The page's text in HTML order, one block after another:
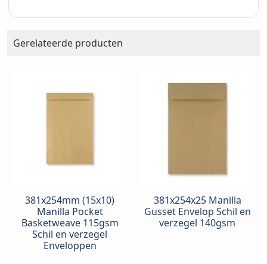
Gerelateerde producten
381x254mm (15x10)
Manilla Pocket
Basketweave 115gsm
Schil en verzegel
Enveloppen
381x254x25 Manilla
Gusset Envelop Schil en
verzegel 140gsm